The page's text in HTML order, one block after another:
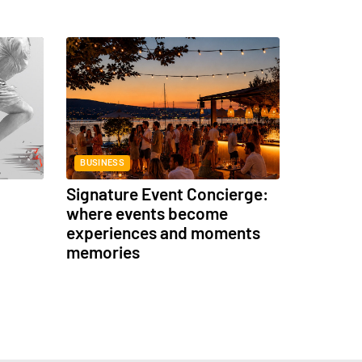
BUSINESS
Signature Event Concierge:
where events become
experiences and moments
memories